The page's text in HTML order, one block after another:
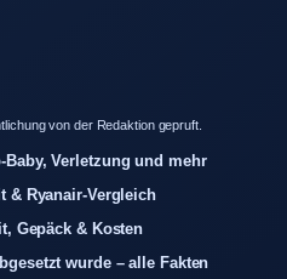
von der Redaktion gepruft.
Baby, Verletzung und mehr
& Ryanair-Vergleich
Gepäck & Kosten
wurde – alle Fakten